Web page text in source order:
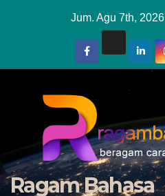
Jum. Agu 7th, 2026
Ragam Bahasa